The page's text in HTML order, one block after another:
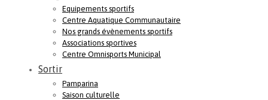
Equipements sportifs
Centre Aquatique Communautaire
Nos grands évènements sportifs
Associations sportives
Centre Omnisports Municipal
Sortir
Pamparina
Saison culturelle